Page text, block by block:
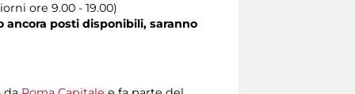
ore 9.00 - 19.00)
ancora posti disponibili, saranno